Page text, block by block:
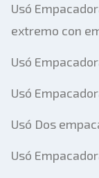
Usó
extremo con
Usó
Usó
Usó Dos
Usó